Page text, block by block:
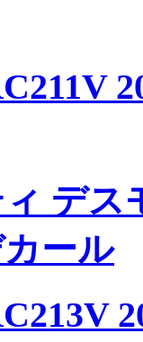
ィ デス
ール